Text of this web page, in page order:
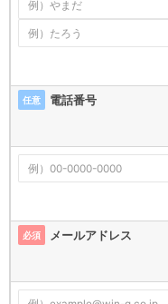
任意 電話番号
必須 メールアドレス